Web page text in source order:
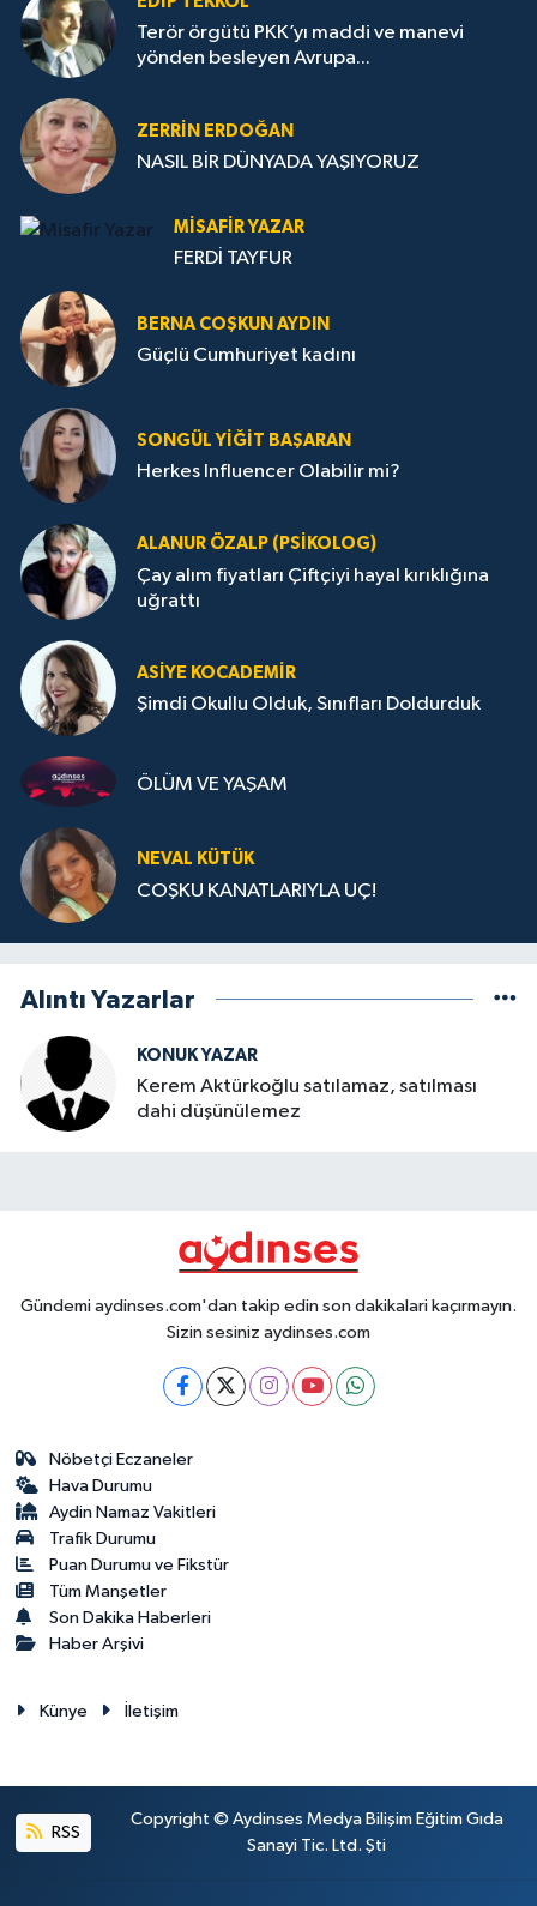
Terör örgütü PKK’yı maddi ve manevi
yönden besleyen Avrupa...
ZERRIN ERDOĞAN
NASIL BİR DÜNYADA YAŞIYORUZ
MISAFIR YAZAR
FERDİ TAYFUR
BERNA COŞKUN AYDIN
Güçlü Cumhuriyet kadını
SONGÜL YIĞIT BAŞARAN
Herkes Influencer Olabilir mi?
ALANUR ÖZALP (PSIKOLOG)
Çay alım fiyatları Çiftçiyi hayal kırıklığına
uğrattı
ASIYE KOCADEMİR
Şimdi Okullu Olduk, Sınıfları Doldurduk
ÖLÜM VE YAŞAM
NEVAL KÜTÜK
COŞKU KANATLARIYLA UÇ!
Alıntı Yazarlar
KONUK YAZAR
Kerem Aktürkoğlu satılamaz, satılması
dahi düşünülemez
Gündemi aydinses.com'dan takip edin son dakikalari kaçırmayın.
Sizin sesiniz aydinses.com
Nöbetçi Eczaneler
Hava Durumu
Aydin Namaz Vakitleri
Trafik Durumu
Puan Durumu ve Fikstür
Tüm Manşetler
Son Dakika Haberleri
Haber Arşivi
Künye İletişim
RSS
Copyright © Aydinses Medya Bilişim Eğitim Gıda
Sanayi Tic. Ltd. Şti